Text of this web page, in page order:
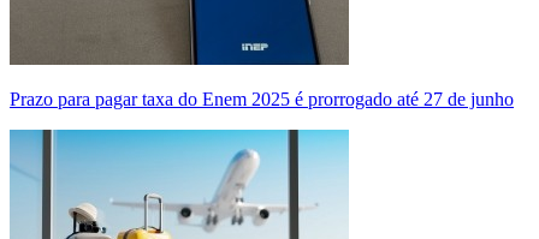
Prazo para pagar taxa do Enem 2025 é prorrogado até 27 de junho